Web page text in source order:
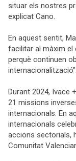
situar els nostres
explicat Cano.
En aquest sentit,
facilitar al màxim
perquè continuen
internacionalització”.
Durant 2024, Ivace
21 missions
internacionals. En
internacionals
accions sectorials,
Comunitat